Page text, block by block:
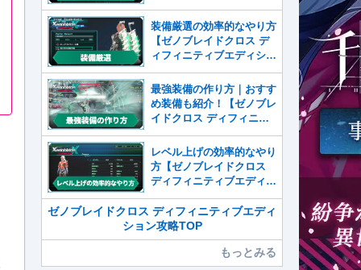
装備厳選の効率的なやり方
【ゼノブレイドクロス デ
ィフィニティブエディショ
ン】
最強装備の作り方｜おすす
め装備も紹介！【ゼノブレ
イドクロス ディフィニテ
ィブエディション】
レベル上げの効率的なやり
方【ゼノブレイドクロス
ディフィニティブエディシ
ョン】
ゼノブレイドクロス ディフィニティブエディ
ション攻略TOP
もっとみる